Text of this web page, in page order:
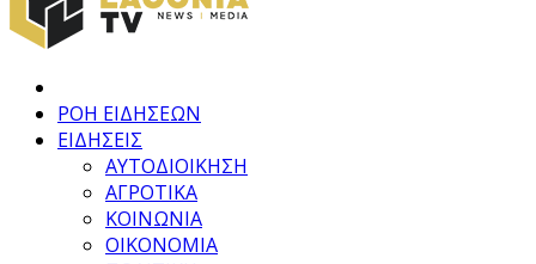
ΡΟΗ ΕΙΔΗΣΕΩΝ
ΕΙΔΗΣΕΙΣ
ΑΥΤΟΔΙΟΙΚΗΣΗ
ΑΓΡΟΤΙΚΑ
ΚΟΙΝΩΝΙΑ
ΟΙΚΟΝΟΜΙΑ